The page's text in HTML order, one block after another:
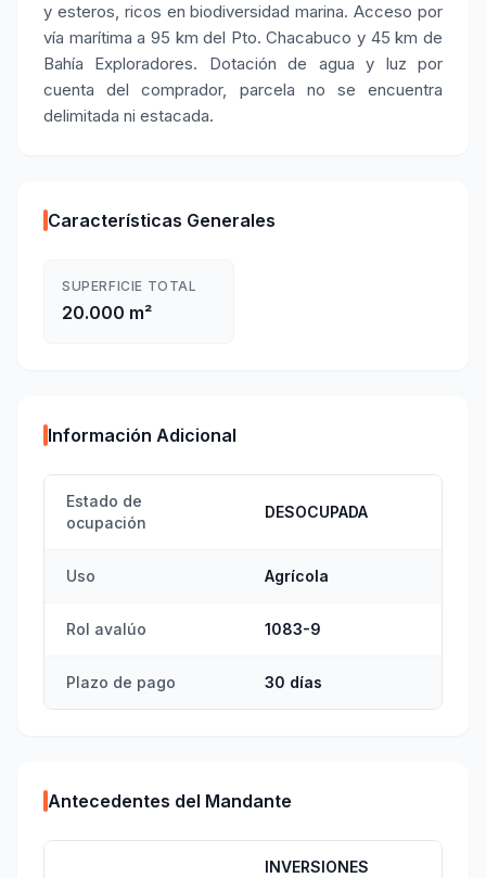
y esteros, ricos en biodiversidad marina. Acceso por
vía marítima a 95 km del Pto. Chacabuco y 45 km de
Bahía Exploradores. Dotación de agua y luz por
cuenta del comprador, parcela no se encuentra
delimitada ni estacada.
Características Generales
SUPERFICIE TOTAL
20.000 m²
Información Adicional
Estado de
ocupación
DESOCUPADA
Uso Agrícola
Rol avalúo 1083-9
Plazo de pago 30 días
Antecedentes del Mandante
INVERSIONES